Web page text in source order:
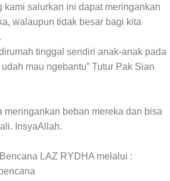
kami salurkan ini dapat meringankan
walaupun tidak besar bagi kita
tinggal sendiri anak-anak pada
mau ngebantu” Tutur Pak Sian
beban mereka dan bisa
InsyaAllah.
LAZ RYDHA melalui :